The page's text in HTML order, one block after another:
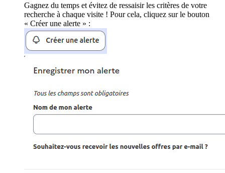
Gagnez du temps et évitez de ressaisir les critères de votre
recherche à chaque visite ! Pour cela, cliquez sur le bouton
« Créer une alerte » :